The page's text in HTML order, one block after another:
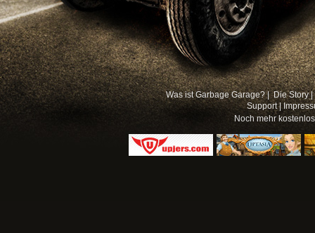
Was ist Garbage Garage? | Die Story |
Support|
Noch mehr